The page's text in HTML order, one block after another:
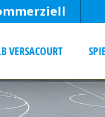
VERSACOURT